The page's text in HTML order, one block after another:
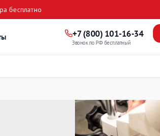
бесплатно
+7 (800) 101-16-34
Звонок по РФ бесплатный